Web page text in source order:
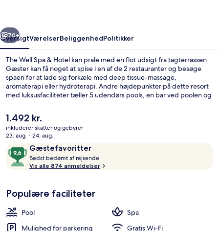
Næste
70+
OversigtVærelserBeliggenhedPolitikker
The Well Spa & Hotel kan prale med en flot udsigt fra tagterrassen.
Gæster kan få noget at spise i en af de 2 restauranter og besøge
spaen for at lade sig forkæle med deep tissue-massage,
aromaterapi eller hydroterapi. Andre højdepunkter på dette resort
med luksusfaciliteter tæller 5 udendørs pools, en bar ved poolen og
hjælpsomme personale.
Den
nuværende
pris
1.492 kr.
1.492 kr.
inkluderer skatter og gebyrer
23. aug. - 24. aug.
AnmeldelserGæstefavoritter
9,6
ud
af
Gæstefavoritter
Bedst bedømt af rejsende
e
Vis alle 874 anmeldelser
Populære faciliteter
Pool
Spa
Mulighed for parkering
Gratis Wi-Fi